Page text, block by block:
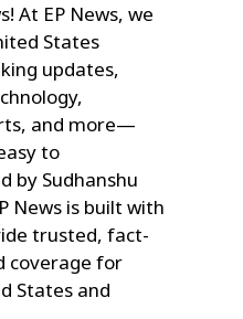
At EP News, we
States
updates,
and more—
to
by Sudhanshu
News is built with
trusted, fact-
coverage for
States and